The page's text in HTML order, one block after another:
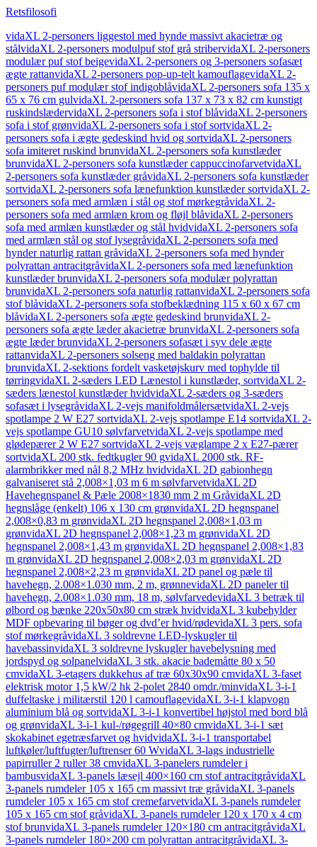
Retsfilosofi
vidaXL 2-personers liggestol med hynde massivt akacietræ og
stålvidaXL 2-personers modulpuf stof grå stribervidaXL 2-personers
modulær puf stof beigevidaXL 2-personers og 3-personers sofasæt
ægte rattanvidaXL 2-personers pop-up-telt kamouflagevidaXL 2-
personers puf modulær stof indigoblåvidaXL 2-personers sofa 135 x
65 x 76 cm gulvidaXL 2-personers sofa 137 x 73 x 82 cm kunstigt
ruskindslædervidaXL 2-personers sofa i stof blåvidaXL 2-personers
sofa i stof grønvidaXL 2-personers sofa i stof sortvidaXL 2-
personers sofa i ægte gedeskind hvid og sortvidaXL 2-personers
sofa imiteret ruskind brunvidaXL 2-personers sofa kunstlæder
brunvidaXL 2-personers sofa kunstlæder cappuccinofarvetvidaXL
2-personers sofa kunstlæder gråvidaXL 2-personers sofa kunstlæder
sortvidaXL 2-personers sofa lænefunktion kunstlæder sortvidaXL 2-
personers sofa med armlæn i stål og stof mørkegråvidaXL 2-
personers sofa med armlæn krom og fløjl blåvidaXL 2-personers
sofa med armlæn kunstlæder og stål hvidvidaXL 2-personers sofa
med armlæn stål og stof lysegråvidaXL 2-personers sofa med
hynder naturlig rattan gråvidaXL 2-personers sofa med hynder
polyrattan antracitgråvidaXL 2-personers sofa med lænefunktion
kunstlæder brunvidaXL 2-personers sofa modulær polyrattan
brunvidaXL 2-personers sofa naturlig rattanvidaXL 2-personers sofa
stof blåvidaXL 2-personers sofa stofbeklædning 115 x 60 x 67 cm
blåvidaXL 2-personers sofa ægte gedeskind brunvidaXL 2-
personers sofa ægte læder akacietræ brunvidaXL 2-personers sofa
ægte læder brunvidaXL 2-personers sofasæt i syv dele ægte
rattanvidaXL 2-personers solseng med baldakin polyrattan
brunvidaXL 2-sektions fordelt vasketøjskurv med tophylde til
tørringvidaXL 2-sæders LED Lænestol i kunstlæder, sortvidaXL 2-
sæders lænestol kunstlæder hvidvidaXL 2-sæders og 3-sæders
sofasæt i lysegråvidaXL 2-vejs manifoldmålersætvidaXL 2-vejs
spotlampe 2 W E27 sortvidaXL 2-vejs spotlampe E14 sortvidaXL 2-
vejs spotlampe GU10 sølvfarvetvidaXL 2-vejs spotlampe med
glødepærer 2 W E27 sortvidaXL 2-vejs væglampe 2 x E27-pærer
sortvidaXL 200 stk. fedtkugler 90 gvidaXL 2000 stk. RF-
alarmbrikker med nål 8,2 MHz hvidvidaXL 2D gabionhegn
galvaniseret stå 2,008×1,03 m 6 m sølvfarvetvidaXL 2D
Havehegnspanel & Pæle 2008×1830 mm 2 m GråvidaXL 2D
hegnslåge (enkelt) 106 x 130 cm grønvidaXL 2D hegnspanel
2,008×0,83 m grønvidaXL 2D hegnspanel 2,008×1,03 m
grønvidaXL 2D hegnspanel 2,008×1,23 m grønvidaXL 2D
hegnspanel 2,008×1,43 m grønvidaXL 2D hegnspanel 2,008×1,83
m grønvidaXL 2D hegnspanel 2,008×2,03 m grønvidaXL 2D
hegnspanel 2,008×2,23 m grønvidaXL 2D panel og pæle til
havehegn, 2.008×1.030 mm, 2 m, grønnevidaXL 2D paneler til
havehegn, 2.008×1.030 mm, 18 m, sølvfarvedevidaXL 3 betræk til
ølbord og bænke 220x50x80 cm stræk hvidvidaXL 3 kubehylder
MDF opbevaring til bøger og dvd’er hvid/rødevidaXL 3 pers. sofa
stof mørkegråvidaXL 3 soldrevne LED-lyskugler til
havebassinvidaXL 3 soldrevne lyskugler havebelysning med
jordspyd og solpanelvidaXL 3 stk. akacie bademåtte 80 x 50
cmvidaXL 3-etagers dukkehus af træ 60x30x90 cmvidaXL 3-faset
elektrisk motor 1,5 kW/2 hk 2-polet 2840 omdr./minvidaXL 3-i-1
duffeltaske i militærstil 120 l camouflagevidaXL 3-i-1 klapvogn
aluminium blå og sortvidaXL 3-i-1 konvertibel højstol med bord blå
og grønvidaXL 3-i-1 kul-/røgegrill 40×80 cmvidaXL 3-i-1 sæt
skokabinet egetræsfarvet og hvidvidaXL 3-i-1 transportabel
luftkøler/luftfugter/luftrenser 60 WvidaXL 3-lags industrielle
papirruller 2 ruller 38 cmvidaXL 3-panelers rumdeler i
bambusvidaXL 3-panels læsejl 400×160 cm stof antracitgråvidaXL
3-panels rumdeler 105 x 165 cm massivt træ gråvidaXL 3-panels
rumdeler 105 x 165 cm stof cremefarvetvidaXL 3-panels rumdeler
105 x 165 cm stof gråvidaXL 3-panels rumdeler 120 x 170 x 4 cm
stof brunvidaXL 3-panels rumdeler 120×180 cm antracitgråvidaXL
3-panels rumdeler 180×200 cm polyrattan antracitgråvidaXL 3-